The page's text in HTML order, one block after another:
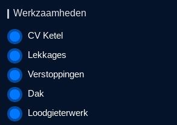
Werkzaamheden
CV Ketel
Lekkages
Verstoppingen
Dak
Loodgieterwerk